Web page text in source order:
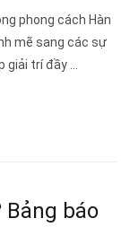
phong cách Hàn
mẽ sang các sự
trí đầy ...
Bảng báo